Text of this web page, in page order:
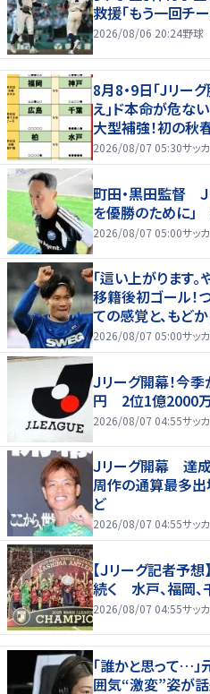
救援「もう一回チ
2026/08/06 20:24野球
8月8・9日｢Jリー
え｣ド本命が危な
大型補強！初の秋
2026/08/07 05:30サッ
町田・黒田監督 Ｊ
を優勝のために」
2026/08/07 05:00サッ
｢這い上がります
移籍後初ゴール！
ての感覚と、もど
2026/08/07 05:00サッ
Ｊリーグ開幕！今
円 2位1億2000
2026/08/07 04:55サッ
Ｊリーグ開幕 達
周作の通算最多出
ど
2026/08/07 04:55サッ
【Ｊリーグ記者予
続く 水戸、福岡、
2026/08/07 04:55サッ
「誰かと思って…
囲気“激変”姿が話